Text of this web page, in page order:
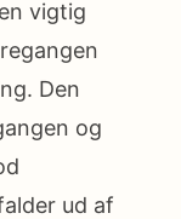
vigtig
Den
og
ud af